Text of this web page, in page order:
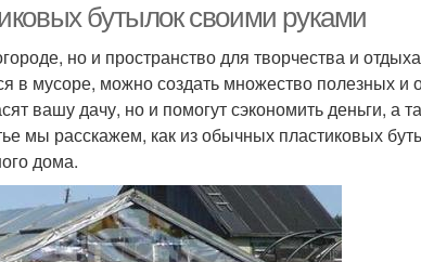
бутылок своими руками
но и пространство для творчества и
в мусоре, можно создать множество полезных и
вашу дачу, но и помогут сэкономить деньги, а
мы расскажем, как из обычных пластиковых
дома.